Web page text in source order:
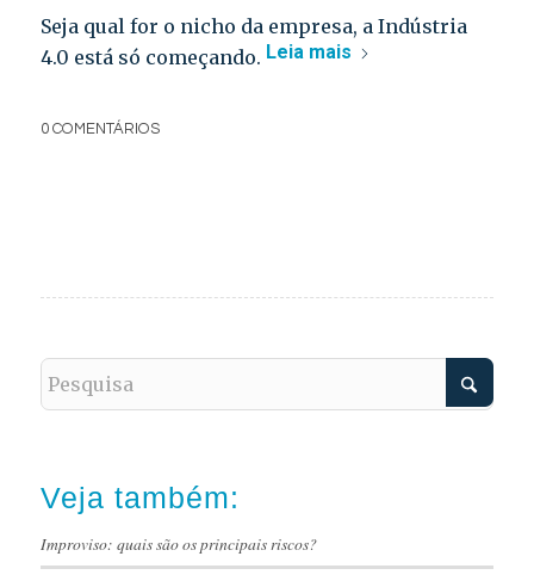
Seja qual for o nicho da empresa, a Indústria
4.0 está só começando. Leia mais
0 COMENTÁRIOS
Veja também:
Improviso: quais são os principais riscos?